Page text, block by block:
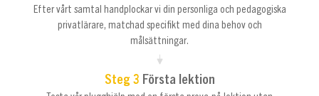
Efter vårt samtal handplockar vi din personliga och pedagogiska
privatlärare, matchad specifikt med dina behov och
målsättningar.
Steg 3 Första lektion